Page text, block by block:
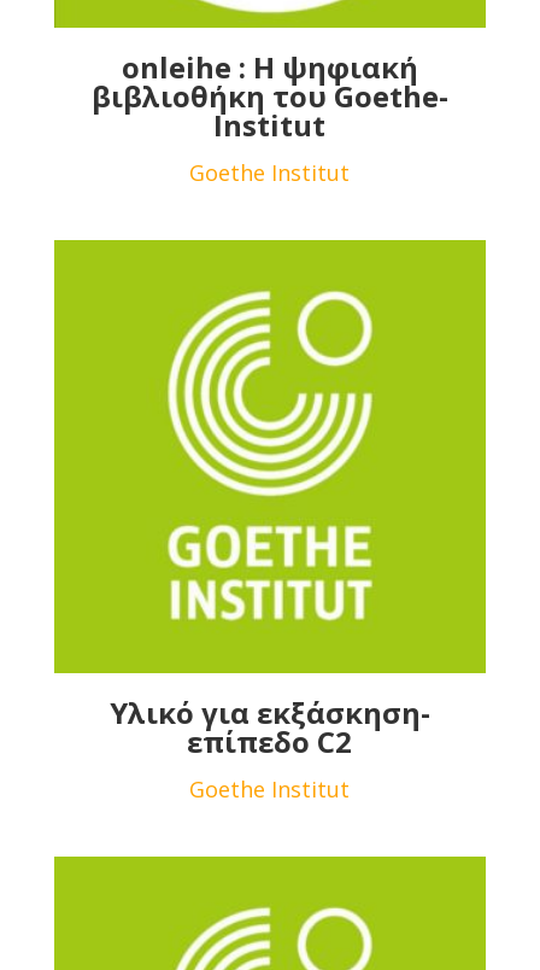
onleihe : Η ψηφιακή
βιβλιοθήκη του Goethe-
Institut
Goethe Institut
Υλικό για εκξάσκηση-
επίπεδο C2
Goethe Institut